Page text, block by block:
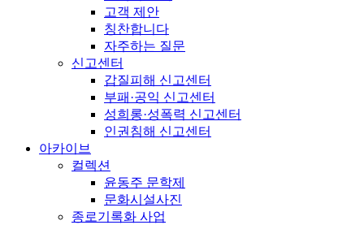
고객 제안
칭찬합니다
자주하는 질문
신고센터
갑질피해 신고센터
부패·공익 신고센터
성희롱·성폭력 신고센터
인권침해 신고센터
아카이브
컬렉션
윤동주 문학제
문화시설사진
종로기록화 사업